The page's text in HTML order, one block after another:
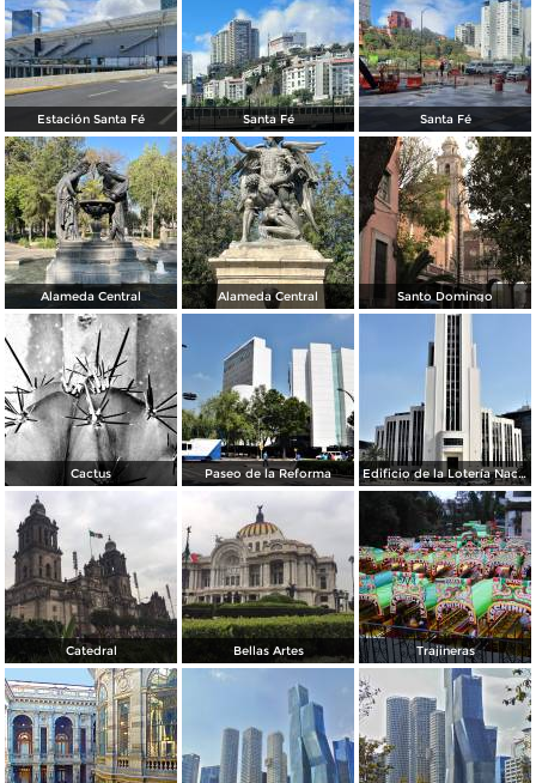
Estación Santa Fé Santa Fé Santa Fé
Alameda Central Alameda Central Santo Domingo
Cactus Paseo de la Reforma Edificio de la Lotería Nacional
Catedral Bellas Artes Trajineras